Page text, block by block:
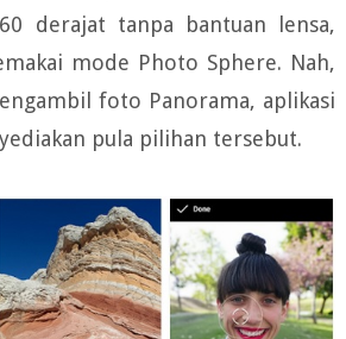
derajat tanpa bantuan lensa,
mode Photo Sphere. Nah,
foto Panorama, aplikasi
pula pilihan tersebut.